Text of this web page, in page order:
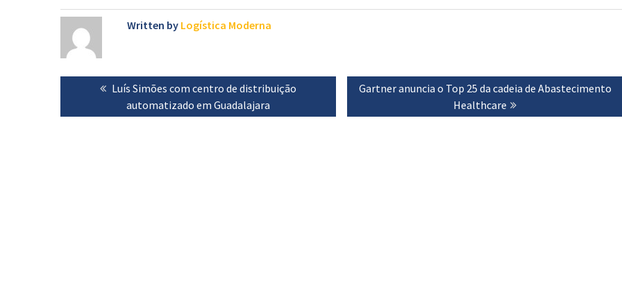
Written by Logística Moderna
Navegação
artigos
Previous
post:
Luís Simões com centro de distribuição
automatizado em Guadalajara
Next
Gartner anuncia o Top 25 da cadeia de Abastecimento
Healthcare